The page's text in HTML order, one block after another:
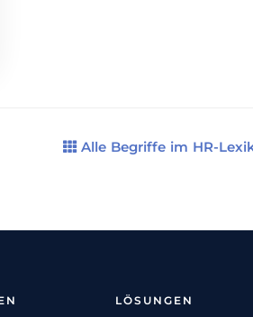
Alle Begriffe im HR-
LÖSUNGEN